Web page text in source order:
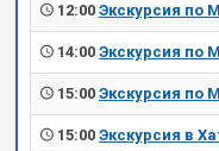
12:00 Экскурсия по
14:00 Экскурсия по
15:00 Экскурсия по
15:00 Экскурсия в